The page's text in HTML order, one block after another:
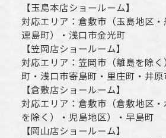
【玉島本店ショールーム】
対応エリア： 倉敷市 （玉島地区
連島町）・ 浅口市金光町
【笠岡店ショールーム】
対応エリア： 笠岡市（離島を除く
町・ 浅口市寄島町・里庄町・ 井原
【倉敷店ショールーム】
対応エリア： 倉敷市 （倉敷地区
を除く）・児島地区）・早島町
【 岡山店ショールーム】